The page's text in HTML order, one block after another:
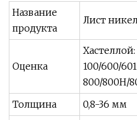
Название
продукта
Лист
Оценка
100/600/
800/800H/
Толщина
0,8-36 мм